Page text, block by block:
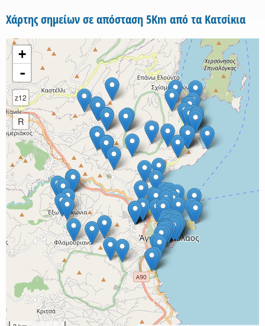
Χάρτης σημείων σε απόσταση 5Km από τα Κατσίκια
+
-
z12
R